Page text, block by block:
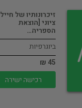
זיכרונותיו של חייל
ציוני [הוצאת
הספריה…
ביוגרפיות
45 ₪
רכישה ישירה